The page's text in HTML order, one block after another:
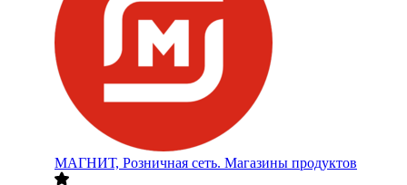
МАГНИТ, Розничная сеть. Магазины продуктов